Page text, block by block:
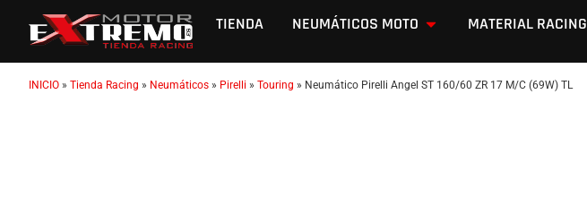
TIENDA NEUMÁTICOS MOTO MATERIAL RACING
INICIO » Tienda Racing » Neumáticos » Pirelli » Touring » Neumático Pirelli Angel ST 160/60 ZR 17 M/C (69W) TL